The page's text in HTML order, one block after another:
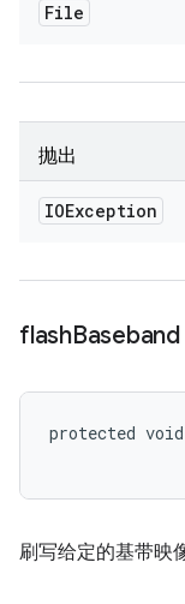
File
抛出
IOException
flashBaseband
protected
刷写给定的基带映